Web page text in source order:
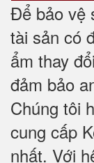
Để bảo vệ
tài sản có
ẩm thay
đảm bảo
Chúng tôi
cung cấp
nhất. Với